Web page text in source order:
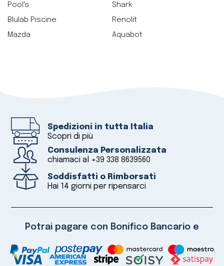
Pool's
Blulab Piscine
Mazda
Shark
Renolit
Aquabot
Spedizioni in tutta Italia
Scopri di più
Consulenza Personalizzata
chiamaci al +39 338 8639560
Soddisfatti o Rimborsati
Hai 14 giorni per ripensarci
Potrai pagare con Bonifico Bancario e